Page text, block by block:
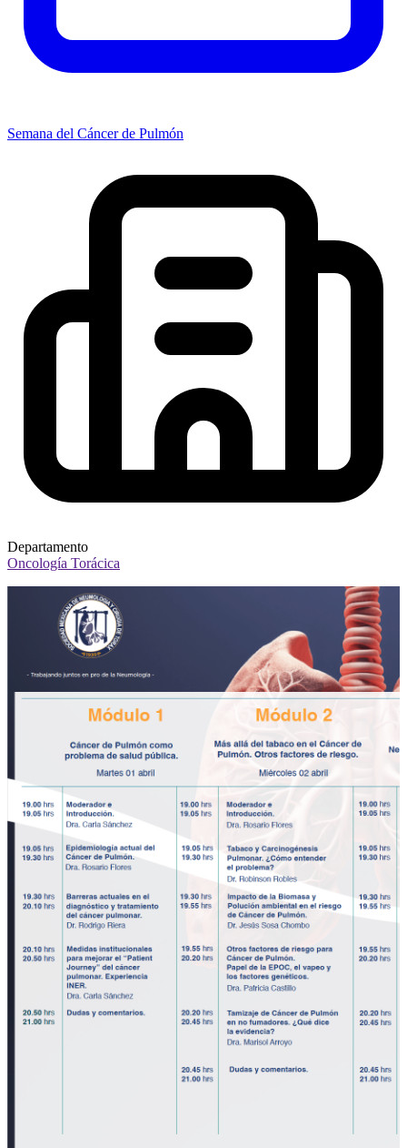
Semana del Cáncer de Pulmón
Departamento
Oncología Torácica